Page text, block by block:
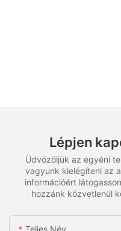
Lépjen
Üdvözöljük az egyéni
vagyunk kielégíteni az
információért
hozzánk közvetlenül
Teljes Név